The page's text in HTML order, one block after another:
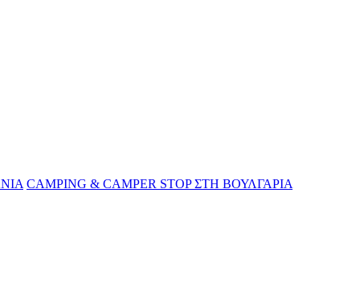
CAMPING & CAMPER STOP ΣΤΗ ΒΟΥΛΓΑΡΙΑ